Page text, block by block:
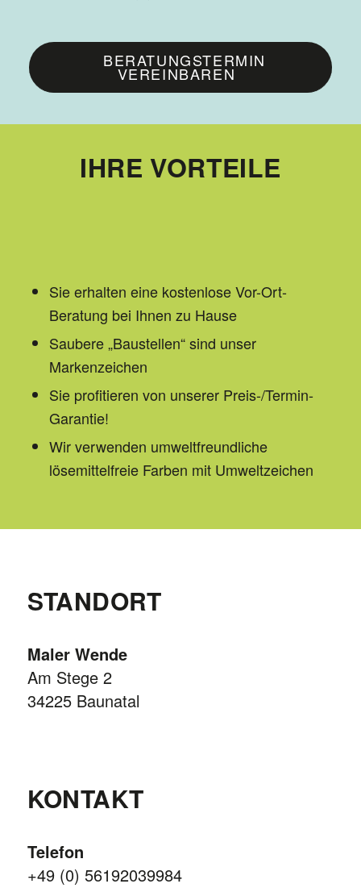
BERATUNGSTERMIN
VEREINBAREN
IHRE VORTEILE
Sie erhalten eine kostenlose Vor-Ort-
Beratung bei Ihnen zu Hause
Saubere „Baustellen“ sind unser
Markenzeichen
Sie profitieren von unserer Preis-/Termin-
Garantie!
Wir verwenden umweltfreundliche
lösemittelfreie Farben mit Umweltzeichen
STANDORT
Maler Wende
Am Stege 2
34225 Baunatal
KONTAKT
Telefon
+49 (0) 56192039984